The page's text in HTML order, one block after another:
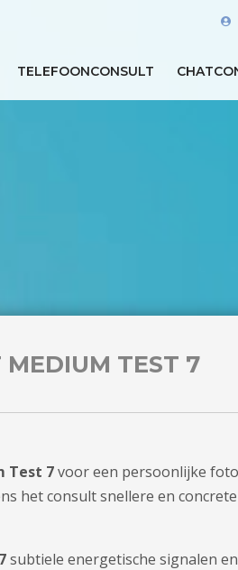
TELEFOONCONSULT
MEDIUM TEST 7
Test 7voor een persoonlijke
het consult snellere en
subtiele energetische signalen